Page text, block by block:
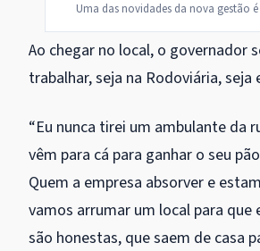
Uma das novidades da nova gestão
Ao chegar no local, o governador
trabalhar, seja na Rodoviária,
“Eu nunca tirei um ambulante da
vêm para cá para ganhar o seu
Quem a empresa absorver e
vamos arrumar um local para que
são honestas, que saem de casa